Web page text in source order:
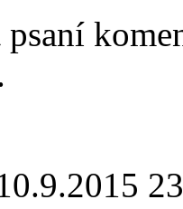
psaní